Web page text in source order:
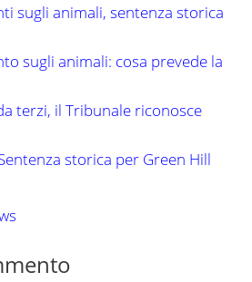
sugli animali, sentenza storica
sugli animali: cosa prevede la
terzi, il Tribunale riconosce
storica per Green Hill